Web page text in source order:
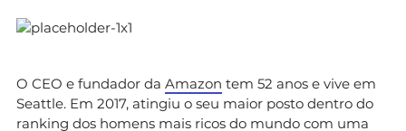
O CEO e fundador da Amazon tem 52 anos e vive em
Seattle. Em 2017, atingiu o seu maior posto dentro do
ranking dos homens mais ricos do mundo com uma